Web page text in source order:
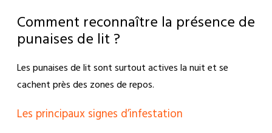
Comment reconnaître la présence de
punaises de lit ?
Les punaises de lit sont surtout actives la nuit et se
cachent près des zones de repos.
Les principaux signes d’infestation